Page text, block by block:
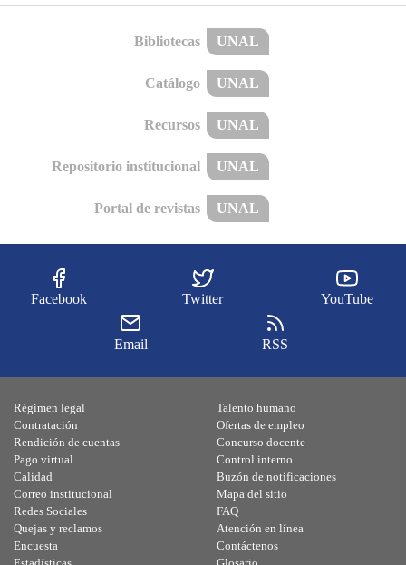
Bibliotecas UNAL
Catálogo UNAL
Recursos UNAL
Repositorio institucional UNAL
Portal de revistas UNAL
Facebook Twitter YouTube
Email RSS
Régimen legal
Contratación
Rendición de cuentas
Pago virtual
Calidad
Talento humano
Ofertas de empleo
Concurso docente
Control interno
Buzón de notificaciones
Correo institucional
Redes Sociales
Quejas y reclamos
Encuesta
Mapa del sitio
FAQ
Atención en línea
Contáctenos